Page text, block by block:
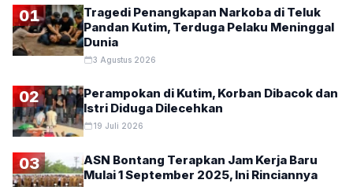
01
Tragedi Penangkapan Narkoba di Teluk
Pandan Kutim, Terduga Pelaku Meninggal
Dunia
3 Agustus 2026
02
Perampokan di Kutim, Korban Dibacok dan
Istri Diduga Dilecehkan
19 Juli 2026
03
ASN Bontang Terapkan Jam Kerja Baru
Mulai 1 September 2025, Ini Rinciannya